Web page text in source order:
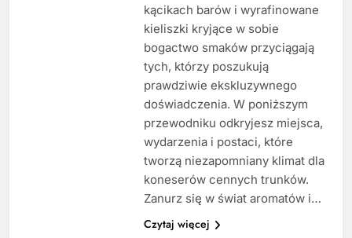
kącikach barów i wyrafinowane
kieliszki kryjące w sobie
bogactwo smaków przyciągają
tych, którzy poszukują
prawdziwie ekskluzywnego
doświadczenia. W poniższym
przewodniku odkryjesz miejsca,
wydarzenia i postaci, które
tworzą niezapomniany klimat dla
koneserów cennych trunków.
Zanurz się w świat aromatów i…
Czytaj więcej